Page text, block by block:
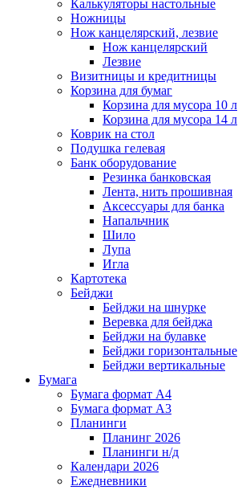
Калькуляторы настольные
Ножницы
Нож канцелярский, лезвие
Нож канцелярский
Лезвие
Визитницы и кредитницы
Корзина для бумаг
Корзина для мусора 10 л
Корзина для мусора 14 л
Коврик на стол
Подушка гелевая
Банк оборудование
Резинка банковская
Лента, нить прошивная
Аксессуары для банка
Напальчник
Шило
Лупа
Игла
Картотека
Бейджи
Бейджи на шнурке
Веревка для бейджа
Бейджи на булавке
Бейджи горизонтальные
Бейджи вертикальные
Бумага
Бумага формат А4
Бумага формат А3
Планинги
Планинг 2026
Планинги н/д
Календари 2026
Ежедневники